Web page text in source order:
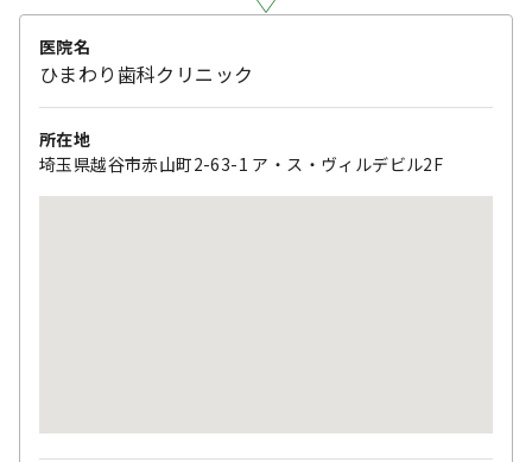
医院名
ひまわり歯科クリニック
所在地
埼玉県越谷市赤山町2-63-1 ア・ス・ヴィルデビル2F